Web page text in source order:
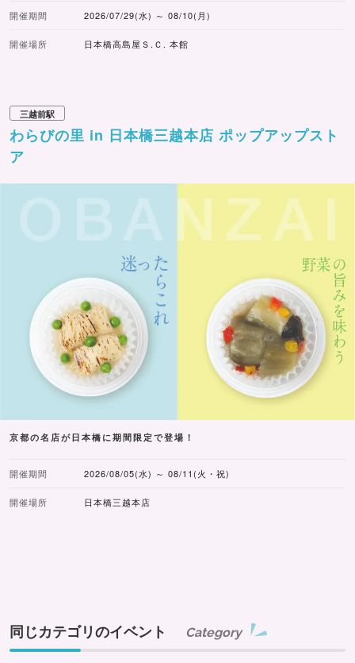
ベルティ獲得に挑戦できます。
雰囲気のレトロムードを演出しており、大人から子どもま
で、老若男女問わず誰もが『あずきバー』とともに日本の
夏の風物詩である縁日を楽しめます。この機会に足を運ん
でみてはいかがでしょうか。
開催場所：コレド室町テラス1F大屋根広場
体験内容：ヨーヨーつり、的あて
ノベルティ：「井村屋あずきバーの日」オリジナルヨーヨ
ー、「井村屋あずきバーの日」オリジナルハンドタオル
※：小雨決行。天災・荒天の場合は、協議のうえ、中断・
中止となる可能性がございます。
※：『あずきバー』の縁日イベントは東京会場のみでの開
※：縁日イベントは、配布ノベルティがなくなり次第終了
がございます。あらかじめご了承ください。
※：各屋台、ノベルティのお渡しは、一人につき1点までと
開催期間 2026/07/29(水) ～ 08/10(月)
開催場所 日本橋高島屋Ｓ.Ｃ. 本館
三越前駅
わらびの里 in 日本橋三越本店 ポップアップスト
ア
京都の名店が日本橋に期間限定で登場！
開催期間 2026/08/05(水) ～ 08/11(火・祝)
開催場所 日本橋三越本店
同じカテゴリのイベント Category